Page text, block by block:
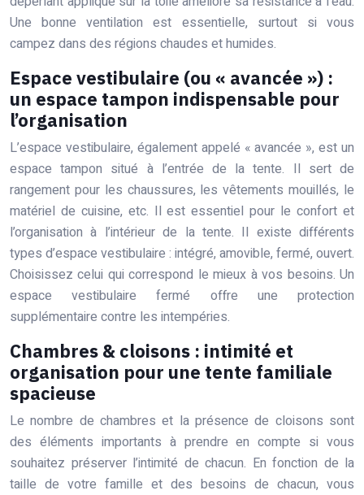
Une bonne ventilation est essentielle, surtout si vous
campez dans des régions chaudes et humides.
Espace vestibulaire (ou « avancée ») :
un espace tampon indispensable pour
l’organisation
L’espace vestibulaire, également appelé « avancée », est un
espace tampon situé à l’entrée de la tente. Il sert de
rangement pour les chaussures, les vêtements mouillés, le
matériel de cuisine, etc. Il est essentiel pour le confort et
l’organisation à l’intérieur de la tente. Il existe différents
types d’espace vestibulaire : intégré, amovible, fermé, ouvert.
Choisissez celui qui correspond le mieux à vos besoins. Un
espace vestibulaire fermé offre une protection
supplémentaire contre les intempéries.
Chambres & cloisons : intimité et
organisation pour une tente familiale
spacieuse
Le nombre de chambres et la présence de cloisons sont
des éléments importants à prendre en compte si vous
souhaitez préserver l’intimité de chacun. En fonction de la
taille de votre famille et des besoins de chacun, vous